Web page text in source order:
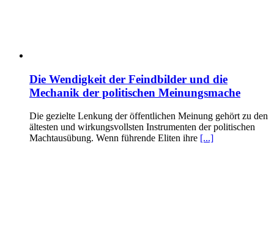
Die Wendigkeit der Feindbilder und die
Mechanik der politischen Meinungsmache
Die gezielte Lenkung der öffentlichen Meinung gehört zu den
ältesten und wirkungsvollsten Instrumenten der politischen
Machtausübung. Wenn führende Eliten ihre [...]